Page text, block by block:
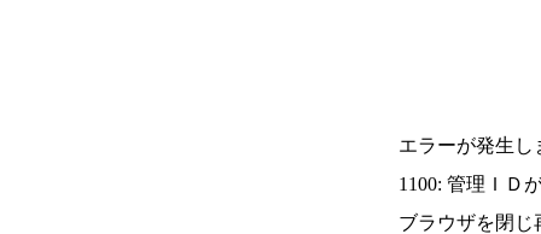
エラーが発生し
1100: 管理ＩＤ
ブラウザを閉じ